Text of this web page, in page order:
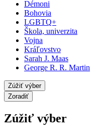
Démoni
Bohovia
LGBTQ+
Škola, univerzita
Vojna
Kráľovstvo
Sarah J. Maas
George R. R. Martin
Zúžiť výber
Zoradiť
Zúžiť výber